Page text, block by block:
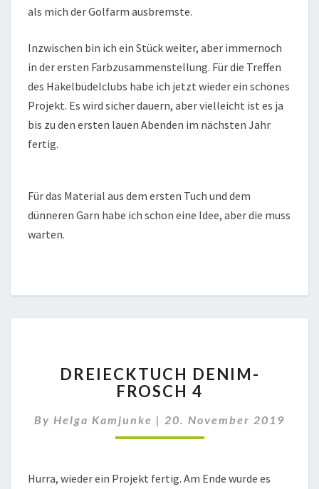
als mich der Golfarm ausbremste.
Inzwischen bin ich ein Stück weiter, aber immernoch
in der ersten Farbzusammenstellung. Für die Treffen
des Häkelbüdelclubs habe ich jetzt wieder ein schönes
Projekt. Es wird sicher dauern, aber vielleicht ist es ja
bis zu den ersten lauen Abenden im nächsten Jahr
fertig.
Für das Material aus dem ersten Tuch und dem
dünneren Garn habe ich schon eine Idee, aber die muss
warten.
DENIM-
FROSCH
DREIECKTUCH DENIM-
FROSCH 4
By Helga Kamjunke | 20. November 2019
Hurra, wieder ein Projekt fertig. Am Ende wurde es